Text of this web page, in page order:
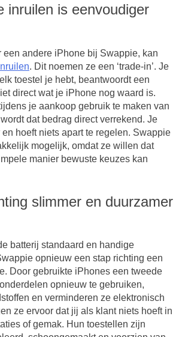
inruilen is eenvoudiger
een andere iPhone bij Swappie, kan
. Dit noemen ze een ‘trade-in’. Je
toestel je hebt, beantwoordt een
direct wat je iPhone nog waard is.
je aankoop gebruik te maken van
dat bedrag direct verrekend. Je
hoeft niets apart te regelen. Swappie
mogelijk, omdat ze willen dat
manier bewuste keuzes kan
slimmer en duurzamer
batterij standaard en handige
opnieuw een stap richting een
Door gebruikte iPhones een tweede
opnieuw te gebruiken,
en verminderen ze elektronisch
ze ervoor dat jij als klant niets hoeft in
of gemak. Hun toestellen zijn